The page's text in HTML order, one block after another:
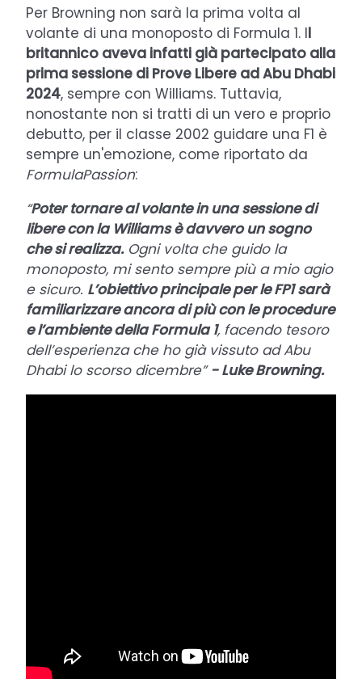
Per Browning non sarà la prima volta al
volante di una monoposto di Formula 1. Il
britannico aveva infatti già partecipato alla
prima sessione di Prove Libere ad Abu Dhabi
2024, sempre con Williams. Tuttavia,
nonostante non si tratti di un vero e proprio
debutto, per il classe 2002 guidare una F1 è
sempre un'emozione, come riportato da
FormulaPassion:
“Poter tornare al volante in una sessione di
libere con la Williams è davvero un sogno
che si realizza.Ogni volta che guido la
monoposto, mi sento sempre più a mio agio
e sicuro. L’obiettivo principale per le FP1 sarà
familiarizzare ancora di più con le procedure
e l’ambiente della Formula 1, facendo tesoro
dell’esperienza che ho già vissuto ad Abu
Dhabi lo scorso dicembre” - Luke Browning.